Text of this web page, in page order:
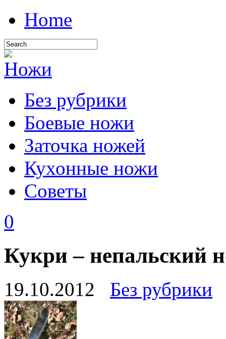
Home
Без рубрики
Боевые ножи
Заточка ножей
Кухонные ножи
Советы
0
Кукри – непальский
19.10.2012 Без рубрики